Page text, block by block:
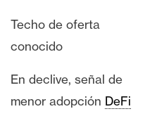
Techo de oferta
conocido
En declive, señal de
menor adopción DeFi